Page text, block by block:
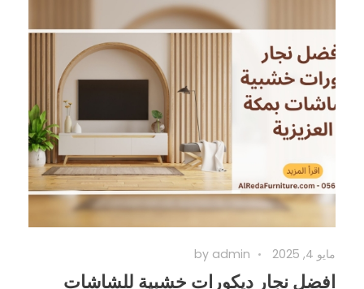
مايو 4, 2025 by admin
افضل نجار ديكورات خشبية للشاشات